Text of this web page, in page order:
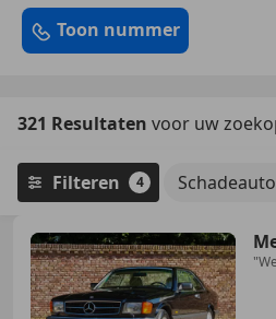
Toon nummer
321 Resultaten voor uw
Filteren 4